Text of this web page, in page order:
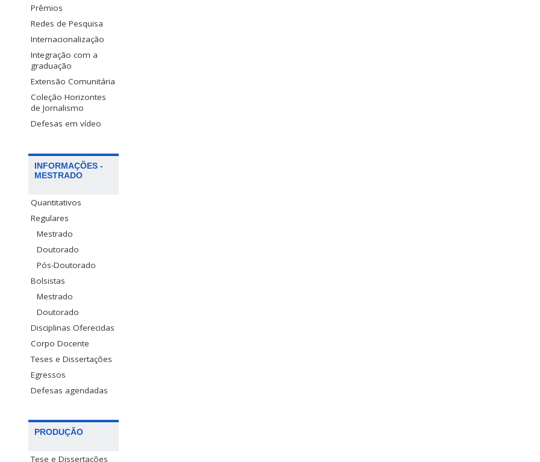
Prêmios
Redes de Pesquisa
Internacionalização
Integração com a
graduação
Extensão Comunitária
Coleção Horizontes
de Jornalismo
Defesas em vídeo
INFORMAÇÕES -
MESTRADO
Quantitativos
Regulares
Mestrado
Doutorado
Pós-Doutorado
Bolsistas
Mestrado
Doutorado
Disciplinas Oferecidas
Corpo Docente
Teses e Dissertações
Egressos
Defesas agendadas
PRODUÇÃO
Tese e Dissertações